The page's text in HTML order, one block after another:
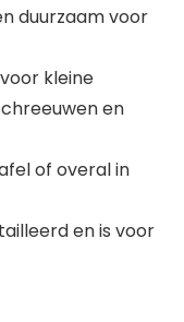
duurzaam voor
kleine
en
of overal in
en is voor